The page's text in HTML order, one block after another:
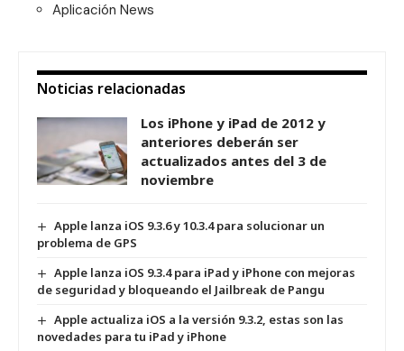
Aplicación News
Noticias relacionadas
Los iPhone y iPad de 2012 y
anteriores deberán ser
actualizados antes del 3 de
noviembre
Apple lanza iOS 9.3.6 y 10.3.4 para solucionar un
problema de GPS
Apple lanza iOS 9.3.4 para iPad y iPhone con mejoras
de seguridad y bloqueando el Jailbreak de Pangu
Apple actualiza iOS a la versión 9.3.2, estas son las
novedades para tu iPad y iPhone